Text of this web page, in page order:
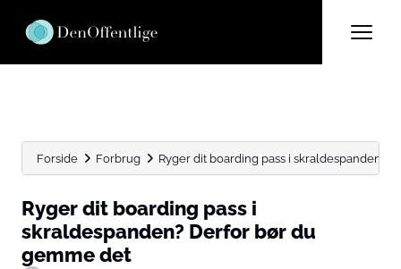
Forside Forbrug Ryger dit boarding pass i skraldespanden?
Ryger dit boarding pass i
skraldespanden? Derfor bør du
gemme det